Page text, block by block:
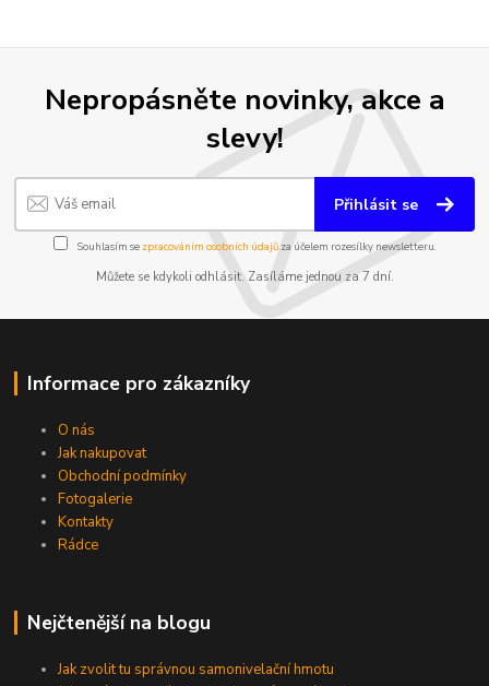
Nepropásněte novinky, akce a
slevy!
Přihlásit se
Souhlasím se zpracováním osobních údajůza účelem rozesílky newsletteru.
Můžete se kdykoli odhlásit. Zasíláme jednou za 7 dní.
Informace pro zákazníky
O nás
Jak nakupovat
Obchodní podmínky
Fotogalerie
Kontakty
Rádce
Nejčtenější na blogu
Jak zvolit tu správnou samonivelační hmotu